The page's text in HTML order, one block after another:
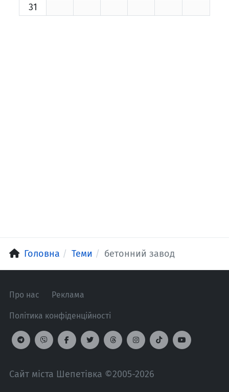
31
Головна Теми бетонний завод
Про нас Реклама
Політика конфіденційності
Сайт міста Шепетівка ©2005-2026